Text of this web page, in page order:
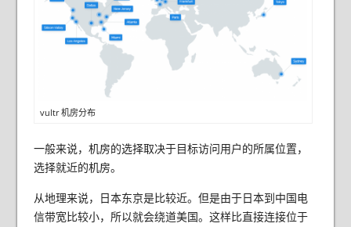
vultr 机房分布
一般来说，机房的选择取决于目标访问用户的所属位置，
选择就近的机房。
从地理来说，日本东京是比较近。但是由于日本到中国电
信带宽比较小，所以就会绕道美国。这样比直接连接位于